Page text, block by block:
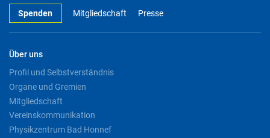
Spenden Mitgliedschaft Presse
Über uns
Profil und Selbstverständnis
Organe und Gremien
Mitgliedschaft
Vereinskommunikation
Physikzentrum Bad Honnef